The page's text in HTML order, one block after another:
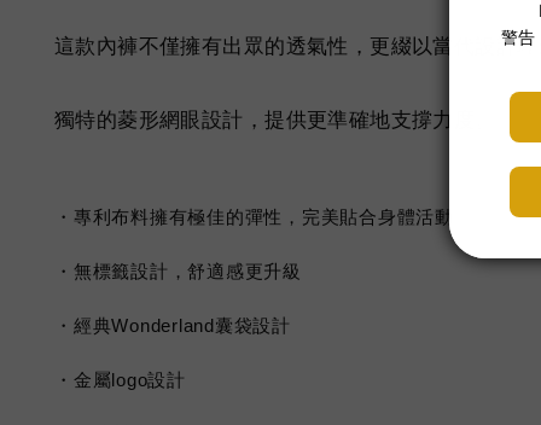
這款內褲不僅擁有出眾的透氣性，更綴以當代設計
獨特的菱形網眼設計，提供更準確地支撐力度。
・專利布料擁有極佳的彈性，完美貼合身體活動
・無標籤設計，舒適感更升級
・經典Wonderland囊袋設計
・金屬logo設計